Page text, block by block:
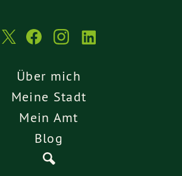
Über mich
Meine Stadt
Mein Amt
Blog